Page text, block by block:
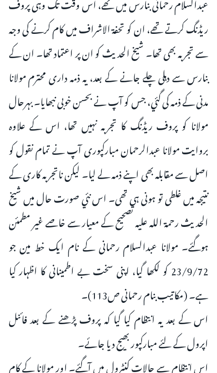
ریڈنگ کرتے تھے، ان کو تحفة الاشراف ميں کام کرنے کی وجہ
سے تجربہ بھی تھا۔ شیخ الحدیث کو ان پر اعتماد تھا۔ ان کے
بنارس سے دہلی چلے جانے کے بعد، یہ ذمہ داری محترم مولانا
مدنی کے ذمہ کی گئي، جس کو آپ نے بحسن خوبی نبھایا۔ بہرحال
مولانا کو پروف ریڈنگ کا تجربہ نہیں تھا، اس کے علاوہ
بروایت مولانا عبدالرحمان مبارکپوری آپ نے تمام نقول کو
اصل سے مقابلہ بھی اپنے ذمہ لے لیا۔ لیکن ناتجربہ کاری کے
نتیجہ میں غلطی تو ہونی ہی تھی۔ اس نئي صورت حال میں شیخ
الحدیث رحمة الله عليه تصحيح كے معیار سے خاصے غیر مطمئن
ہوگئے۔ مولانا عبدالسلام رحمانی کے نام ایک خط مین جو
23/9/72 کو لکھا گیا، اپنی سخت بے اطمینانی کا اظہار کیا
ہے۔ (مکاتیب بنام رحمانی ص113)۔
اس کے بعد یہ انتظام کیا گیا کہ پروف پڑھنے کے بعد فائنل
اپرول کے لئے مبارکپور بھیج دیا جائے۔
اس انتظام سے حالات کنٹرول میں آگئے۔ اور مولانا کے کام